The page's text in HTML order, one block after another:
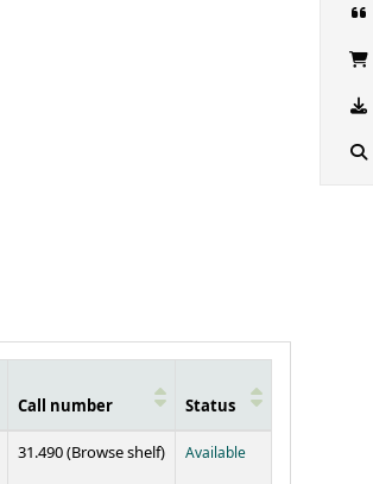
Call number Status
31.490 (Browse shelf(Opens below)
) Available